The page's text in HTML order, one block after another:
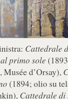
Cattedrale
primo sole
d’Orsay),
(1894; olio su
Cattedrale di